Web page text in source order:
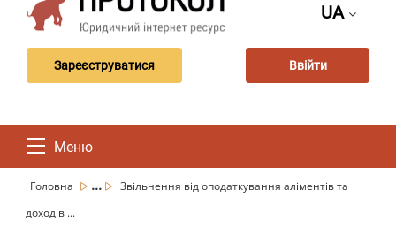
UA
Зареєструватися Ввійти
Меню
Головна ...
Звільнення від оподаткування аліментів та
доходів ...